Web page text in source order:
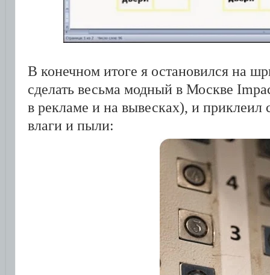
В конечном итоге я остановился на
сделать весьма модный в Москве
в рекламе и на вывесках), и приклеил
влаги и пыли: